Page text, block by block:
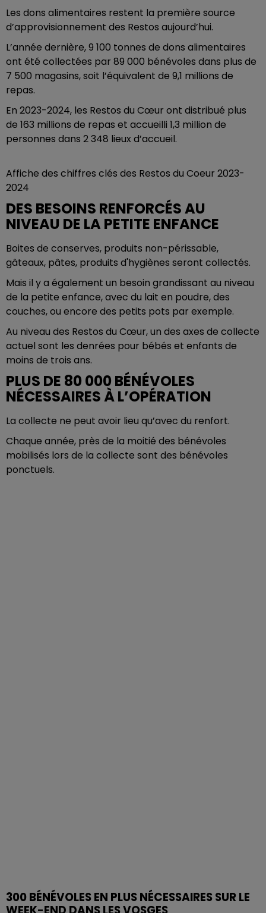
Les dons alimentaires restent la première source
d’approvisionnement des Restos aujourd’hui.
L’année dernière, 9 100 tonnes de dons alimentaires
ont été collectées par 89 000 bénévoles dans plus de
7 500 magasins, soit l’équivalent de 9,1 millions de
repas.
En 2023-2024, les Restos du Cœur ont distribué plus
de 163 millions de repas et accueilli 1,3 million de
personnes dans 2 348 lieux d’accueil.
Affiche des chiffres clés des Restos du Coeur 2023-
2024
DES BESOINS RENFORCÉS AU
NIVEAU DE LA PETITE ENFANCE
Boites de conserves, produits non-périssable,
gâteaux, pâtes, produits d'hygiènes seront collectés.
Mais il y a également un besoin grandissant au niveau
de la petite enfance, avec du lait en poudre, des
couches, ou encore des petits pots par exemple.
Au niveau des Restos du Cœur, un des axes de collecte
actuel sont les denrées pour bébés et enfants de
moins de trois ans.
PLUS DE 80 000 BÉNÉVOLES
NÉCESSAIRES À L’OPÉRATION
La collecte ne peut avoir lieu qu’avec du renfort.
Chaque année, près de la moitié des bénévoles
mobilisés lors de la collecte sont des bénévoles
ponctuels.
300 BÉNÉVOLES EN PLUS NÉCESSAIRES SUR LE